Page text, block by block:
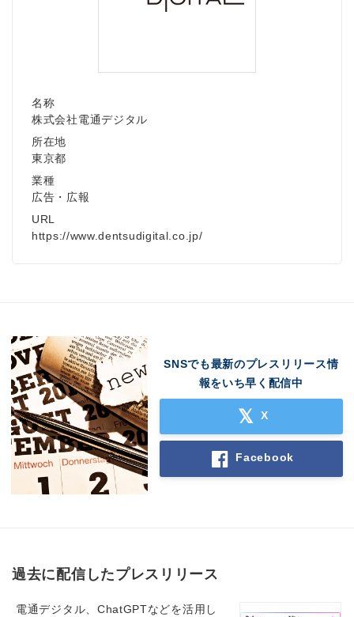
名称
株式会社電通デジタル
所在地
東京都
業種
広告・広報
URL
https://www.dentsudigital.co.jp/
SNSでも最新のプレスリリース情
報をいち早く配信中
X
Facebook
過去に配信したプレスリリース
電通デジタル、ChatGPTなどを活用し